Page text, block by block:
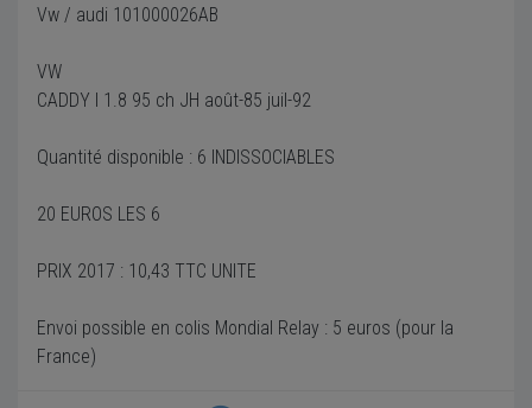
Vw / audi 101000026AB
VW
CADDY I 1.8 95 ch JH août-85 juil-92
Quantité disponible : 6 INDISSOCIABLES
20 EUROS LES 6
PRIX 2017 : 10,43 TTC UNITE
Envoi possible en colis Mondial Relay : 5 euros (pour la
France)